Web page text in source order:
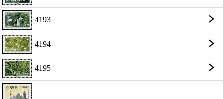
4193
4194
4195